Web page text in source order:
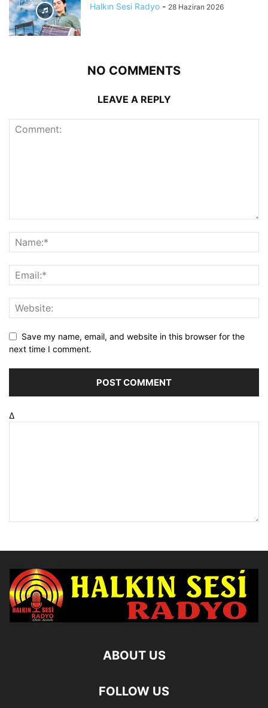
Halkın Sesi Radyo - 28 Haziran 2026
NO COMMENTS
LEAVE A REPLY
Save my name, email, and website in this browser for the
next time I comment.
Δ
ABOUT US
FOLLOW US